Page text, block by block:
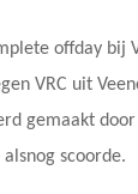
offday bij
VRC uit
gemaakt
scoorde.